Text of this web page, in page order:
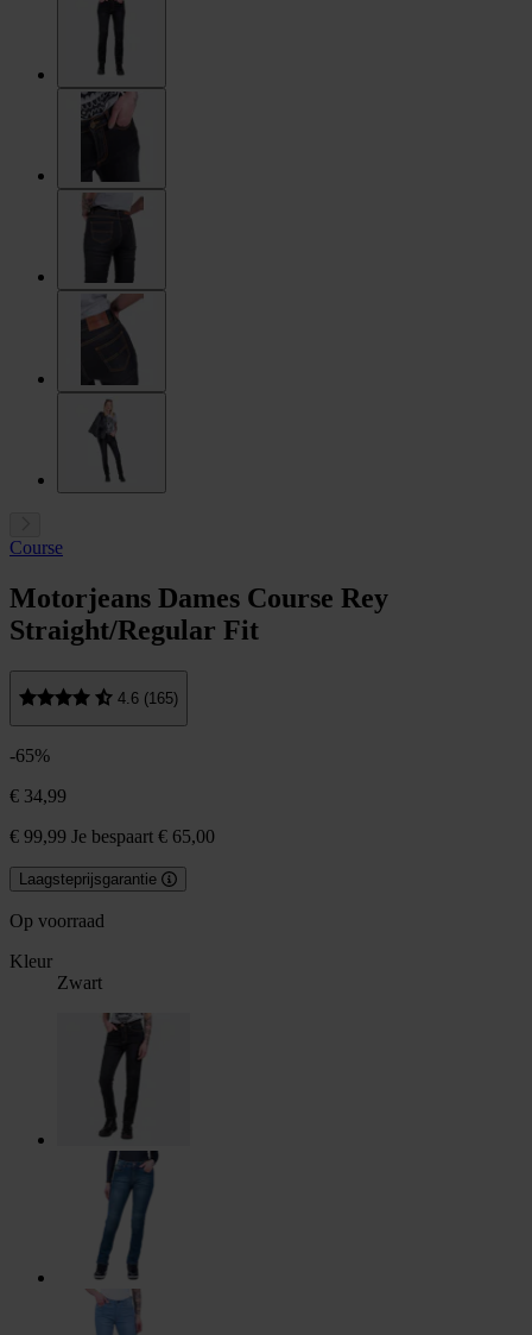
Course
Motorjeans Dames Course Rey
Straight/Regular Fit
4.6 (165)
-65%
€ 34,99
€ 99,99 Je bespaart € 65,00
Laagsteprijsgarantie
Op voorraad
Kleur
Zwart